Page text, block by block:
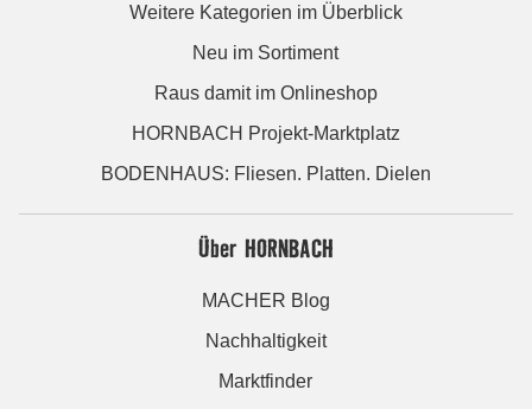
Weitere Kategorien im Überblick
Neu im Sortiment
Raus damit im Onlineshop
HORNBACH Projekt-Marktplatz
BODENHAUS: Fliesen. Platten. Dielen
Über HORNBACH
MACHER Blog
Nachhaltigkeit
Marktfinder